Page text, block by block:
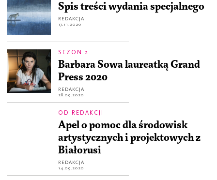
Spis treści wydania specjalnego
REDAKCJA
17.11.2020
SEZON 2
Barbara Sowa laureatką Grand
Press 2020
REDAKCJA
28.09.2020
OD REDAKCJI
Apel o pomoc dla środowisk
artystycznych i projektowych z
Białorusi
REDAKCJA
14.09.2020